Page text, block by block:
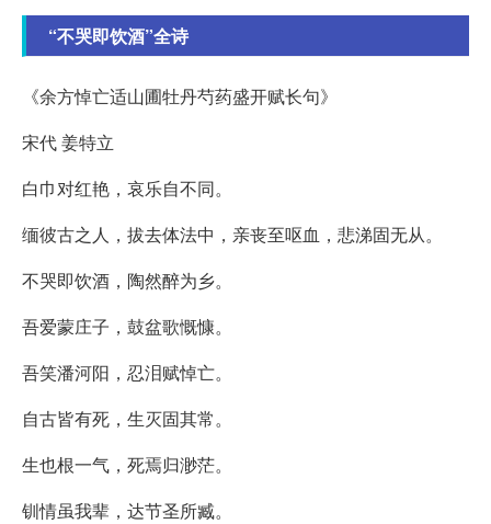
“不哭即饮酒”全诗
《余方悼亡适山圃牡丹芍药盛开赋长句》
宋代 姜特立
白巾对红艳，哀乐自不同。
缅彼古之人，拔去体法中，亲丧至呕血，悲涕固无从。
不哭即饮酒，陶然醉为乡。
吾爱蒙庄子，鼓盆歌慨慷。
吾笑潘河阳，忍泪赋悼亡。
自古皆有死，生灭固其常。
生也根一气，死焉归渺茫。
钏情虽我辈，达节圣所臧。